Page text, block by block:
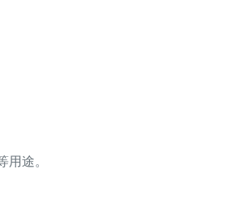
用途。